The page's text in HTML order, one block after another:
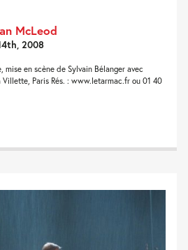
McLeod
2008
en scène de Sylvain Bélanger avec
Paris Rés. : www.letarmac.fr ou 01 40